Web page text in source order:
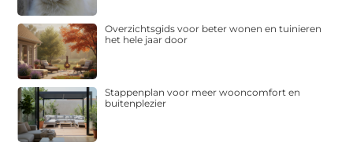
Overzichtsgids voor beter wonen en tuinieren
het hele jaar door
Stappenplan voor meer wooncomfort en
buitenplezier